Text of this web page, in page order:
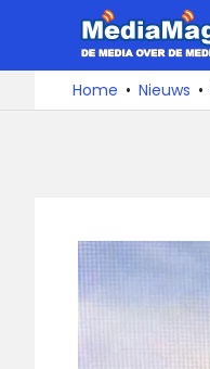
de
De
media
over
Home Nieuws